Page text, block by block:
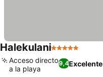
Halekulani5 Estrellas
9,4Excelente
Acceso directo
a la playa